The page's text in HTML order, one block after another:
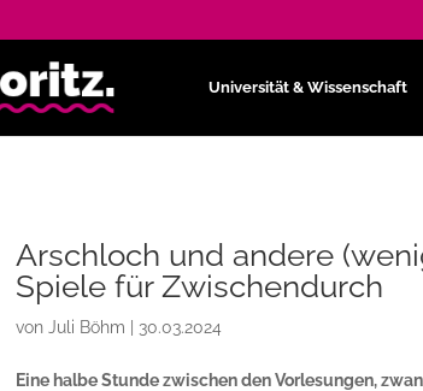
Universität & Wissenschaft
Arschloch und andere
Spiele für Zwischendurch
vonJuli Böhm 30.03.2024
Eine halbe Stunde zwischen den Vorlesungen,